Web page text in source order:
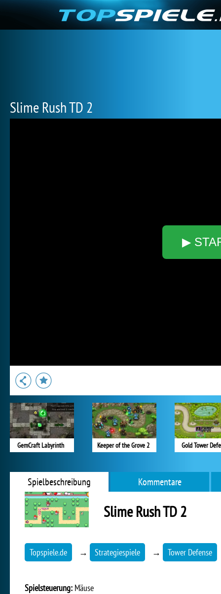
Slime Rush TD 2
▶
GemCraft Labyrinth Keeper of the Grove 2 Gold Tower
Spielbeschreibung Kommentare
Slime Rush TD 2
Topspiele.de → Strategiespiele → Tower Defense
Spielsteuerung: Mäuse